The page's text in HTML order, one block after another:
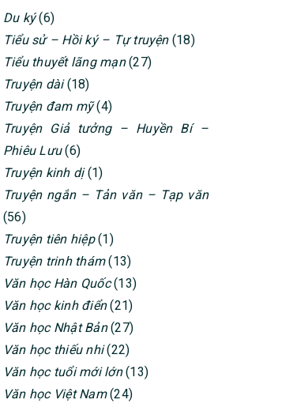
Du ký(6)
Tiểu sử – Hồi ký – Tự truyện(18)
Tiểu thuyết lãng mạn(27)
Truyện dài(18)
Truyện đam mỹ(4)
Truyện Giả tưởng – Huyền Bí –
Phiêu Lưu(6)
Truyện kinh dị(1)
Truyện ngắn – Tản văn – Tạp văn
(56)
Truyện tiên hiệp(1)
Truyện trinh thám(13)
Văn học Hàn Quốc(13)
Văn học kinh điển(21)
Văn học Nhật Bản(27)
Văn học thiếu nhi(22)
Văn học tuổi mới lớn(13)
Văn học Việt Nam(24)